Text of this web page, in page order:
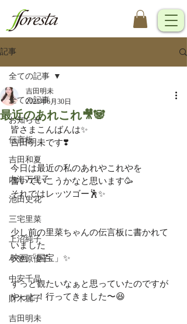
記事
全ての記事
お知らせ
伝言板
吉田和夏
内海万里子
池田史花
三宅里菜
上沼純子
小笠原優子
中安千晶
財木麗子
吉田明未
全ての記事
最近のあれこれ🎥🐼
吉田明未
2025年6月30日
皆さまこんばんは✨
吉田明未です❣️
今日は最近の私のあれやこれやを
書いていこうかなと思います🥳
それではレッツゴー🕺✨
少し前の里菜ちゃんの伝言板に書かれて
いました
映画「国宝」✨
ずっと観たいなぁと思っていたのですが
やっと！行ってきました〜😆